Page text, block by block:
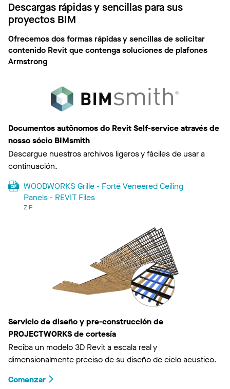
Descargas rápidas y sencillas para sus
proyectos BIM
Ofrecemos dos formas rápidas y sencillas de solicitar
contenido Revit que contenga soluciones de plafones
Armstrong
Documentos autônomos do Revit Self-service através de
nosso sócio BIMsmith
Descargue nuestros archivos ligeros y fáciles de usar a
continuación.
WOODWORKS Grille - Forté Veneered Ceiling
Panels - REVIT Files
ZIP
Servicio de diseño y pre-construcción de
PROJECTWORKS de cortesía
Reciba un modelo 3D Revit a escala real y
dimensionalmente preciso de su diseño de cielo acustico.
Comenzar